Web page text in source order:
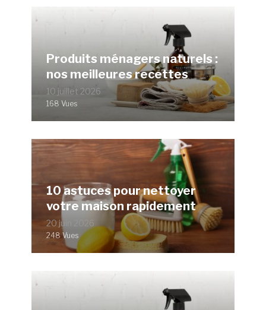
Produits ménagers naturels :
nos meilleures recettes
10 juillet 2026
168 Vues
10 astuces pour nettoyer
votre maison rapidement
20 juin 2026
248 Vues